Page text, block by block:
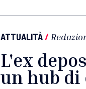
ATTUALITÀ/
L'ex
un hub